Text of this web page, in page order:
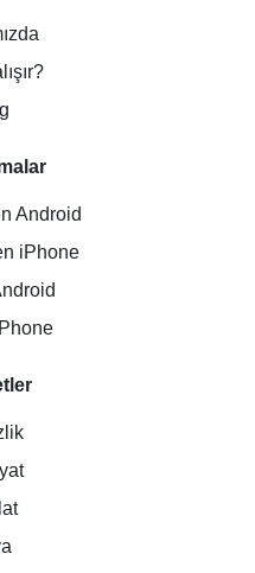
Android
iPhone